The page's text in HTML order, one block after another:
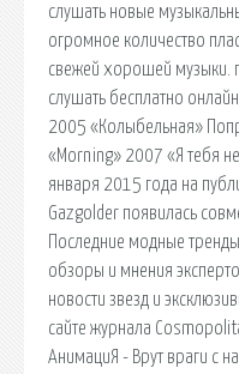
слушать новые
огромное количество
свежей хорошей музыки.
слушать бесплатно
2005 «Колыбельная»
«Morning» 2007 «Я тебя
января 2015 года на
Gazgolder появилась
Последние модные
обзоры и мнения
новости звезд и
сайте журнала
АнимациЯ - Врут враги с